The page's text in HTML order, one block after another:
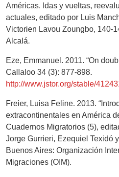
Américas. Idas y vueltas,
actuales, editado por Luis
Victorien Lavou Zoungbo, 140-
Alcalá.
Eze, Emmanuel. 2011. “On
Callaloo 34 (3): 877-898.
http://www.jstor.org/stable/
Freier, Luisa Feline. 2013.
extracontinentales en América
Cuadernos Migratorios (5),
Jorge Gurrieri, Ezequiel Texidó
Buenos Aires: Organización
Migraciones (OIM).